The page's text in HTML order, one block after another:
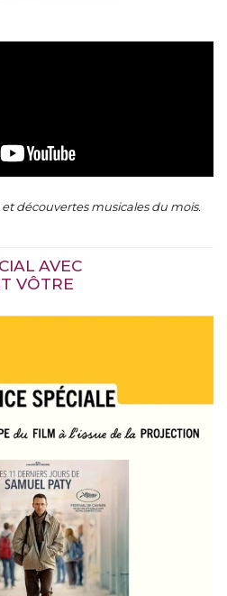
découvertes musicales du mois.
AVEC
VÔTRE